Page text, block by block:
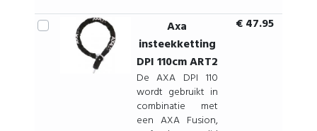
Axa
insteekketting
DPI 110cm ART2
De AXA DPI 110
wordt gebruikt in
combinatie met
een AXA Fusion,
€ 47.95